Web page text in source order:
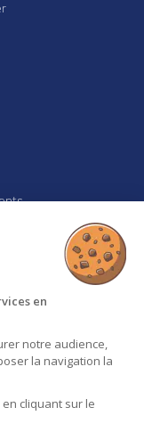
en
notre audience,
la navigation la
cliquant sur le